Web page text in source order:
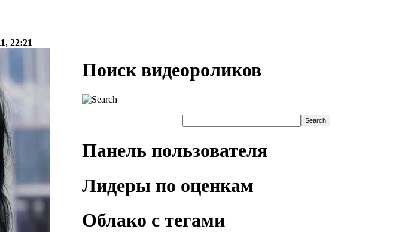
22:21
Поиск видеороликов
Панель пользователя
Лидеры по оценкам
Облако с тегами